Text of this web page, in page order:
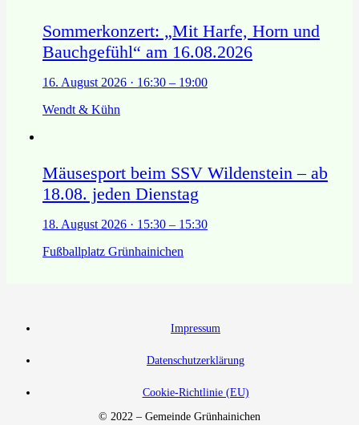
Sommerkonzert: „Mit Harfe, Horn und
Bauchgefühl“ am 16.08.2026
16. August 2026 · 16:30 – 19:00
Wendt & Kühn
Mäusesport beim SSV Wildenstein – ab
18.08. jeden Dienstag
18. August 2026 · 15:30 – 15:30
Fußballplatz Grünhainichen
Impressum
Datenschutzerklärung
Cookie-Richtlinie (EU)
© 2022 – Gemeinde Grünhainichen